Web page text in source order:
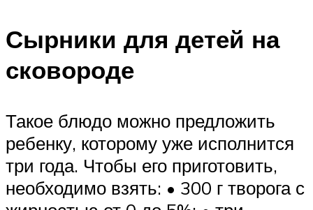
Сырники для детей на
сковороде
Такое блюдо можно предложить
ребенку, которому уже исполнится
три года. Чтобы его приготовить,
необходимо взять: • 300 г творога с